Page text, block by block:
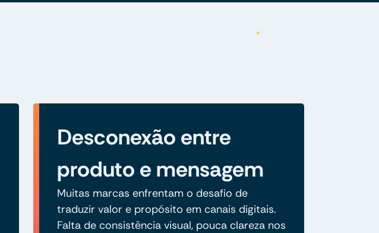
Desconexão entre
produto e mensagem
Muitas marcas enfrentam o desafio de
traduzir valor e propósito em canais digitais.
Falta de consistência visual, pouca clareza nos